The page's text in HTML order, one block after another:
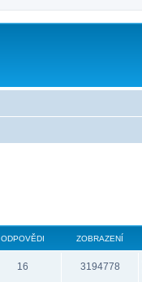
ODPOVĚDI ZOBRAZENÍ
16 3194778